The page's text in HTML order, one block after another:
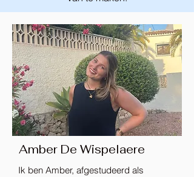
Amber De Wispelaere
Ik ben Amber, afgestudeerd als